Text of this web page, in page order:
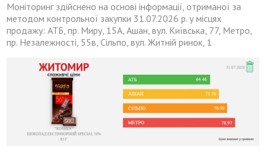
Моніторинг здійснено на основі інформації, отриманої за
методом контрольної закупки 31.07.2026 р. у місцях
продажу: АТБ, пр. Миру, 15А, Ашан, вул. Київська, 77, Метро,
пр. Незалежності, 55в, Сільпо, вул. Житній ринок, 1